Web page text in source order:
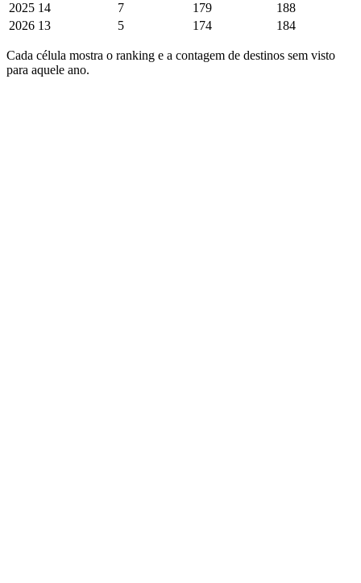
2025 14 7 179
188
2026 13 5 174 184
Cada célula mostra o ranking e a contagem de destinos sem visto
para aquele ano.